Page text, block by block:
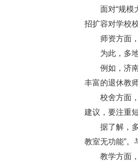
面对“规模
招扩容对学校
师资方面
为此，多
例如，济
丰富的退休教
校舍方面
建议，要注重
据了解，
教室无功能”。
教学方面